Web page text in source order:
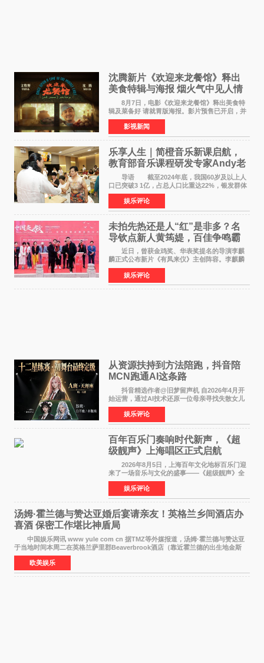
沈腾新片《欢迎来龙餐馆》释出
美食特辑与海报 烟火气中见人情
温暖
8月7日，电影《欢迎来龙餐馆》释出美食特
辑及菜备好 请就胃版海报。影片预售已开启，并
将于8月8日至10日14:00-21:00举行全国超前点
映。电影《欢迎来龙餐馆》作为战争美食喜剧大
片，讲述了中国
影视新闻
乐享人生｜简橙音乐新课启航，
教育部音乐课程研发专家Andy老
师重磅入驻领航银龄琴声
导语 截至2024年底，我国60岁及以上人
口已突破3 1亿，占总人口比重达22%，银发群体
的精神文化需求日益凸显。2024年1月，国务院办
公厅印发《关于发展银发经济增进老年人福祉的
意见》——这是
娱乐评论
未拍先热还是人“红”是非多？名
导钦点新人黄筠媞，百佳争鸣霸
气回应
近日，曾获金鸡奖、华表奖提名的导演李麒
麟正式公布新片《有凤来仪》主创阵容。李麒麟
早年凭电影《华容道》获得金鸡奖、华表奖提
名，此后长期参与国内外电影制作，其担任制片
人参与的作品亦曾
娱乐评论
从资源扶持到方法陪跑，抖音陪
MCN跑通AI这条路
抖音精选作者@旧梦留声机 自2026年4月开
始运营，通过AI技术还原一位母亲寻找失散女儿
的故事，凭借强情感表达获得大量用户关注，发
布仅21小时便获得超1亿曝光、超1000万互动。
此后，账号持续沿
娱乐评论
百年百乐门奏响时代新声，《超
级靓声》上海唱区正式启航
2026年8月5日，上海百年文化地标百乐门迎
来了一场音乐与文化的盛事——《超级靓声》全
国励志音乐公益节目上海唱区新闻发布会暨启动
仪式在此隆重举行。各界领导、嘉宾与媒体朋友
齐聚一堂，共同
娱乐评论
汤姆·霍兰德与赞达亚婚后宴请亲友！英格兰乡间酒店办
喜酒 保密工作堪比神盾局
中国娱乐网讯 www yule com cn 据TMZ等外媒报道，汤姆·霍兰德与赞达亚
于当地时间本周二在英格兰萨里郡Beaverbrook酒店（靠近霍兰德的出生地金斯
顿）举办婚宴，邀请家人与朋友们喝喜酒，庆祝
欧美娱乐